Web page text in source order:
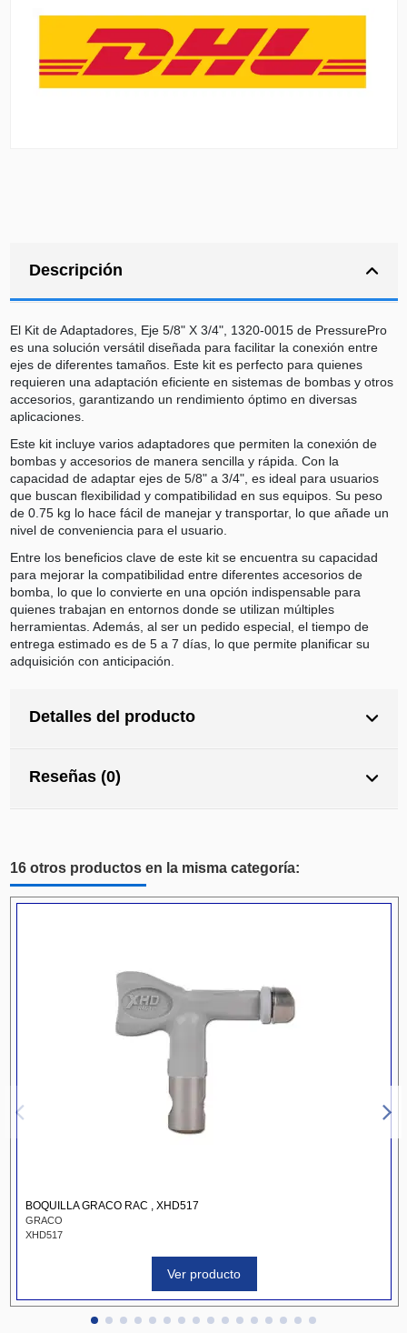
Descripción
El Kit de Adaptadores, Eje 5/8" X 3/4", 1320-0015 de PressurePro
es una solución versátil diseñada para facilitar la conexión entre
ejes de diferentes tamaños. Este kit es perfecto para quienes
requieren una adaptación eficiente en sistemas de bombas y otros
accesorios, garantizando un rendimiento óptimo en diversas
aplicaciones.
Este kit incluye varios adaptadores que permiten la conexión de
bombas y accesorios de manera sencilla y rápida. Con la
capacidad de adaptar ejes de 5/8" a 3/4", es ideal para usuarios
que buscan flexibilidad y compatibilidad en sus equipos. Su peso
de 0.75 kg lo hace fácil de manejar y transportar, lo que añade un
nivel de conveniencia para el usuario.
Entre los beneficios clave de este kit se encuentra su capacidad
para mejorar la compatibilidad entre diferentes accesorios de
bomba, lo que lo convierte en una opción indispensable para
quienes trabajan en entornos donde se utilizan múltiples
herramientas. Además, al ser un pedido especial, el tiempo de
entrega estimado es de 5 a 7 días, lo que permite planificar su
adquisición con anticipación.
Detalles del producto
Reseñas (0)
16 otros productos en la misma categoría:
BOQUILLA GRACO RAC , XHD517
GRACO
XHD517
Ver producto